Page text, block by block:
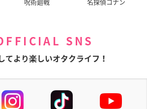
SNS
てより楽しいオタクライフ！